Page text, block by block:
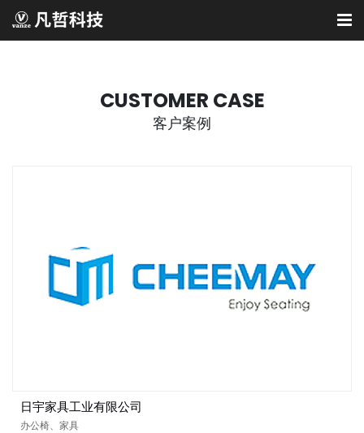
CUSTOMER CASE
客户案例
日宇家具工业有限公司
办公椅、家具